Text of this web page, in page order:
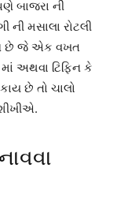
બાજરા ની
ની મસાલા રોટલી
છે જે એક વખત
માં અથવા ટિફિન કે
છે તો ચાલો